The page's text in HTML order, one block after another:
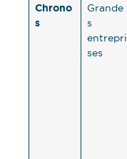
Chrono
s
Grande
s
entrepri
ses